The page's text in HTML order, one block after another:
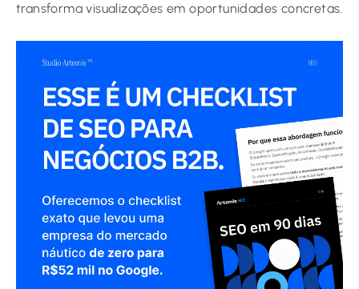
transforma visualizações em oportunidades concretas.